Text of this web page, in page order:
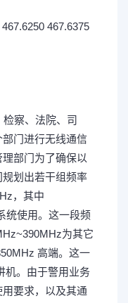
467.6375
察、法院、司
门进行无线通信
部门为了确保以
规划出若干组频率
，其中
统使用。这一段频
为其它
高端。这一
机。由于警用业务
要求，以及其通